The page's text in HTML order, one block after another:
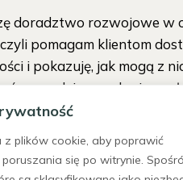
plików cookie, aby poprawić
się po witrynie.
doradztwo rozwojowe w
pomagam klientom
i pokazuję, jak mogą z
w zgodzie ze sobą i w